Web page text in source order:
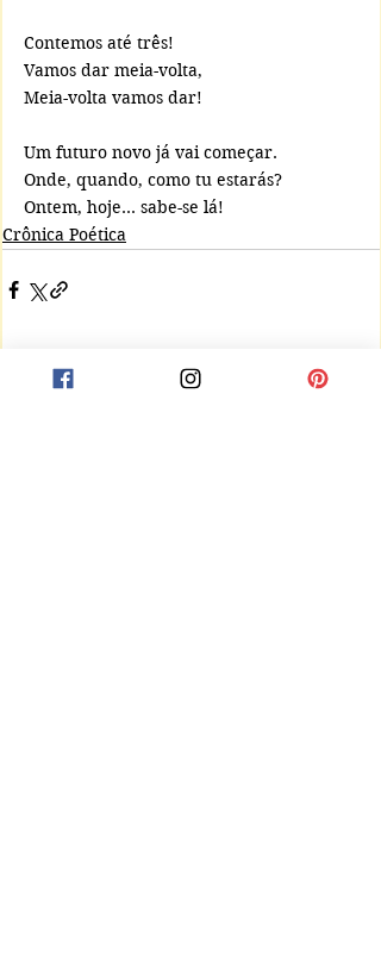
Contemos até três!
Vamos dar meia-volta,
Meia-volta vamos dar!
Um futuro novo já vai começar.
Onde, quando, como tu estarás?
Ontem, hoje... sabe-se lá!
Crônica Poética